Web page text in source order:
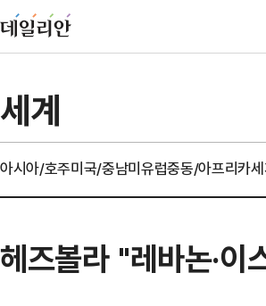
세계
아시아/호주미국/중남미유럽중동/아프리카
헤즈볼라 "레바논·